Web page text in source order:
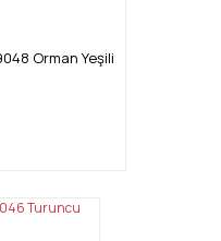
Orman Yeşili